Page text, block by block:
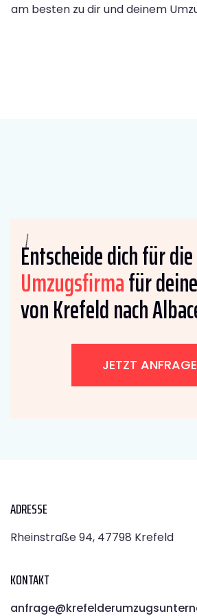
am besten zu dir und deinem
Entscheide dich für die
Umzugsfirmafür
von Krefeld nach
JETZT
ADRESSE
Rheinstraße 94, 47798 Krefeld
KONTAKT